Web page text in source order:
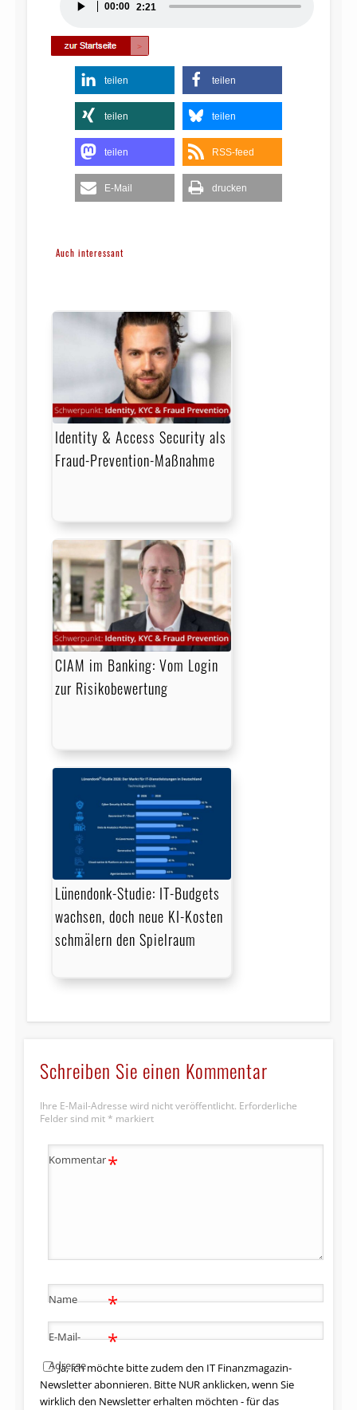
Player
00:00 2:21
teilen teilen
teilen teilen
teilen RSS-feed
E-Mail drucken
Auch interessant
Identity & Access Security als
Fraud-Prevention-Maßnahme
CIAM im Banking: Vom Login
zur Risikobewertung
Lünendonk-Studie: IT-Budgets
wachsen, doch neue KI-Kosten
schmälern den Spielraum
Schreiben Sie einen Kommentar
Ihre E-Mail-Adresse wird nicht veröffentlicht. Erforderliche
Felder sind mit * markiert
Kommentar*
Name *
E-Mail-
Adresse
*
Ja, ich möchte bitte zudem den IT Finanzmagazin-
Newsletter abonnieren. Bitte NUR anklicken, wenn Sie
wirklich den Newsletter erhalten möchten - für das